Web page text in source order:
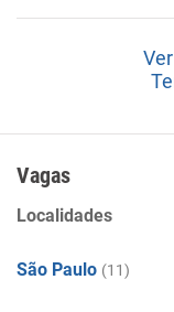
Vagas
Localidades
São Paulo (11)